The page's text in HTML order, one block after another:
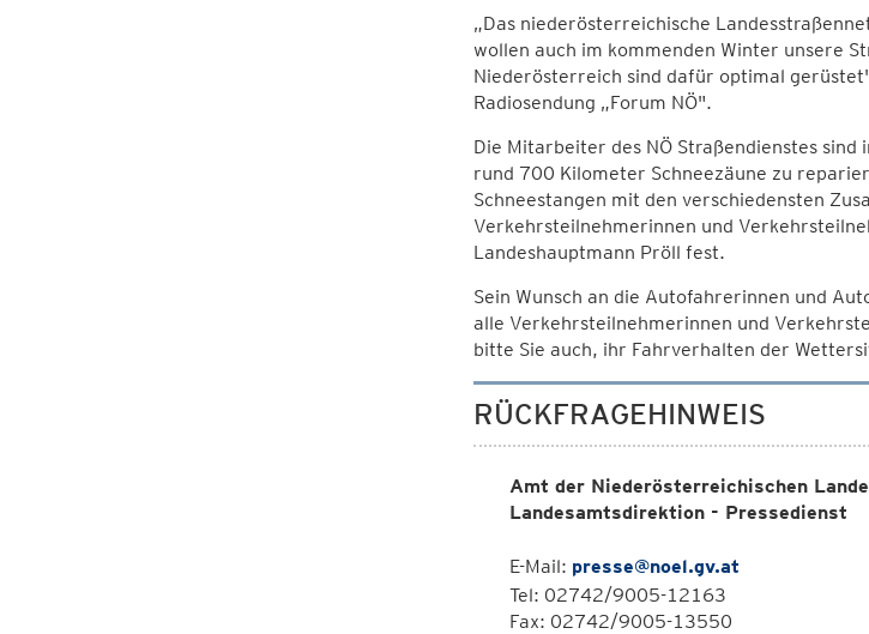
„Das niederösterreichische
wollen auch im kommenden Winter unsere
Niederösterreich sind dafür optimal
Radiosendung „Forum NÖ".
Die Mitarbeiter des NÖ Straßendienstes
rund 700 Kilometer Schneezäune zu
Schneestangen mit den verschiedensten
Verkehrsteilnehmerinnen und
Landeshauptmann Pröll fest.
Sein Wunsch an die Autofahrerinnen und
alle Verkehrsteilnehmerinnen und
bitte Sie auch, ihr Fahrverhalten der
RÜCKFRAGEHINWEIS
Amt der Niederösterreichischen
Landesamtsdirektion - Pressedienst
E-Mail: presse@noel.gv.at
Tel: 02742/9005-12163
Fax: 02742/9005-13550